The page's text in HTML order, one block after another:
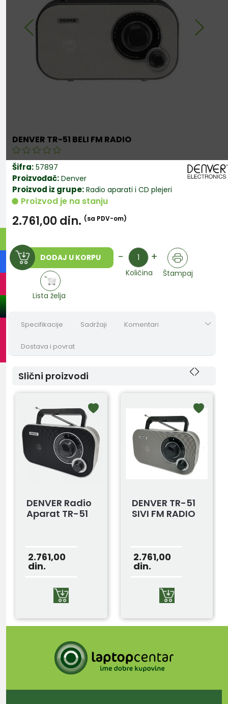
DENVER TR-51 BELI FM RADIO
Šifra: 57897
Proizvođač: Denver
Proizvod iz grupe: Radio aparati i CD plejeri
Proizvod je na stanju
2.761,00din. (sa PDV-om)
DODAJ U KORPU - Količina +
Količina Štampaj
Lista želja
Specifikacije Sadržaji Komentari
Dostava i povrat
Slični proizvodi
DENVER Radio
Aparat TR-51
2.761,00
din.
DENVER TR-51
SIVI FM RADIO
2.761,00
din.